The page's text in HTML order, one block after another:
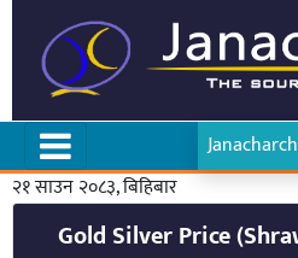
२१ साउन २०८३, बिहिबार
Gold Silver Price